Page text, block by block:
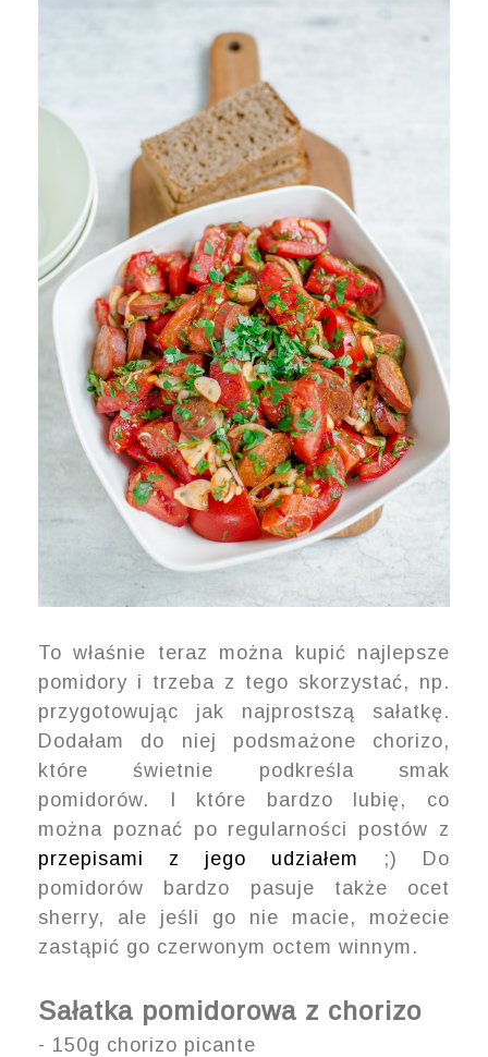
To właśnie teraz można kupić najlepsze
pomidory i trzeba z tego skorzystać, np.
przygotowując jak najprostszą sałatkę.
Dodałam do niej podsmażone chorizo,
które świetnie podkreśla smak
pomidorów. I które bardzo lubię, co
można poznać po regularności postów z
przepisami z jego udziałem ;) Do
pomidorów bardzo pasuje także ocet
sherry, ale jeśli go nie macie, możecie
zastąpić go czerwonym octem winnym.
Sałatka pomidorowa z chorizo
- 150g chorizo picante